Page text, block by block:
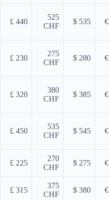
535 $
525
CHF
440 £
280 $
275
CHF
230 £
385 $
380
CHF
320 £
545 $
535
CHF
450 £
275 $
270
CHF
225 £
380 $
375
CHF
315 £